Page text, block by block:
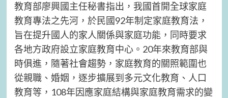
教育部廖興國主任秘書指出，我國首開全球家庭
教育專法之先河，於民國92年制定家庭教育法，
旨在提升國人的家人關係與家庭功能，同時要求
各地方政府設立家庭教育中心。20年來教育部與
時俱進，隨著社會趨勢，家庭教育的關照範圍也
從親職、婚姻，逐步擴展到多元文化教育、人口
教育等，108年因應家庭結構與家庭教育需求的變